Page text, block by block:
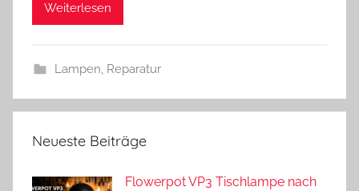
Weiterlesen
Lampen Reparatur
Neueste Beiträge
Flowerpot VP3 Tischlampe nach